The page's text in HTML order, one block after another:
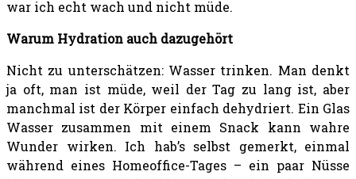
war ich echt wach und nicht müde.
Warum Hydration auch dazugehört
Nicht zu unterschätzen: Wasser trinken. Man denkt
ja oft, man ist müde, weil der Tag zu lang ist, aber
manchmal ist der Körper einfach dehydriert. Ein Glas
Wasser zusammen mit einem Snack kann wahre
Wunder wirken. Ich hab’s selbst gemerkt, einmal
während eines Homeoffice-Tages – ein paar Nüsse